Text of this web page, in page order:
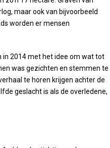
maar ook van bijvoorbeeld
worden er mensen
in 2014 met het idee om wat tot
was gezichten en stemmen te
te horen krijgen achter de
geslacht is als de overledene,